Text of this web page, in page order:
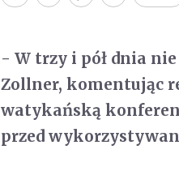
- W trzy i pół dnia
Zollner, komentując
watykańską
przed